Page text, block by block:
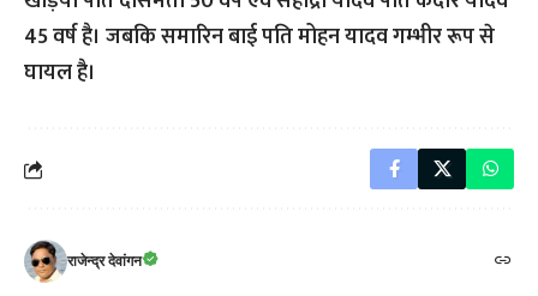
45 वर्ष है। जबकि समारिन बाई पति मोहन यादव गम्भीर रूप से
घायल है।
राजेन्द्र देवांगन